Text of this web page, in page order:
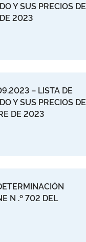
Y SUS PRECIOS DE
2023
– LISTA DE
Y SUS PRECIOS DE
DE 2023
N .º 702 DEL